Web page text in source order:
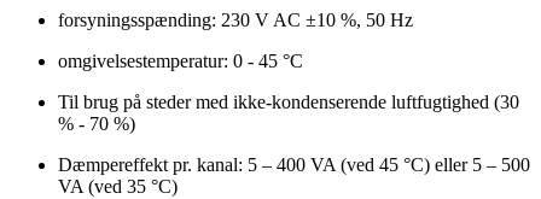
forsyningsspænding: 230 V AC ±10 %, 50 Hz
omgivelsestemperatur: 0 - 45 °C
Til brug på steder med ikke-kondenserende luftfugtighed (30
% - 70 %)
Dæmpereffekt pr. kanal: 5 – 400 VA (ved 45 °C) eller 5 – 500
VA (ved 35 °C)